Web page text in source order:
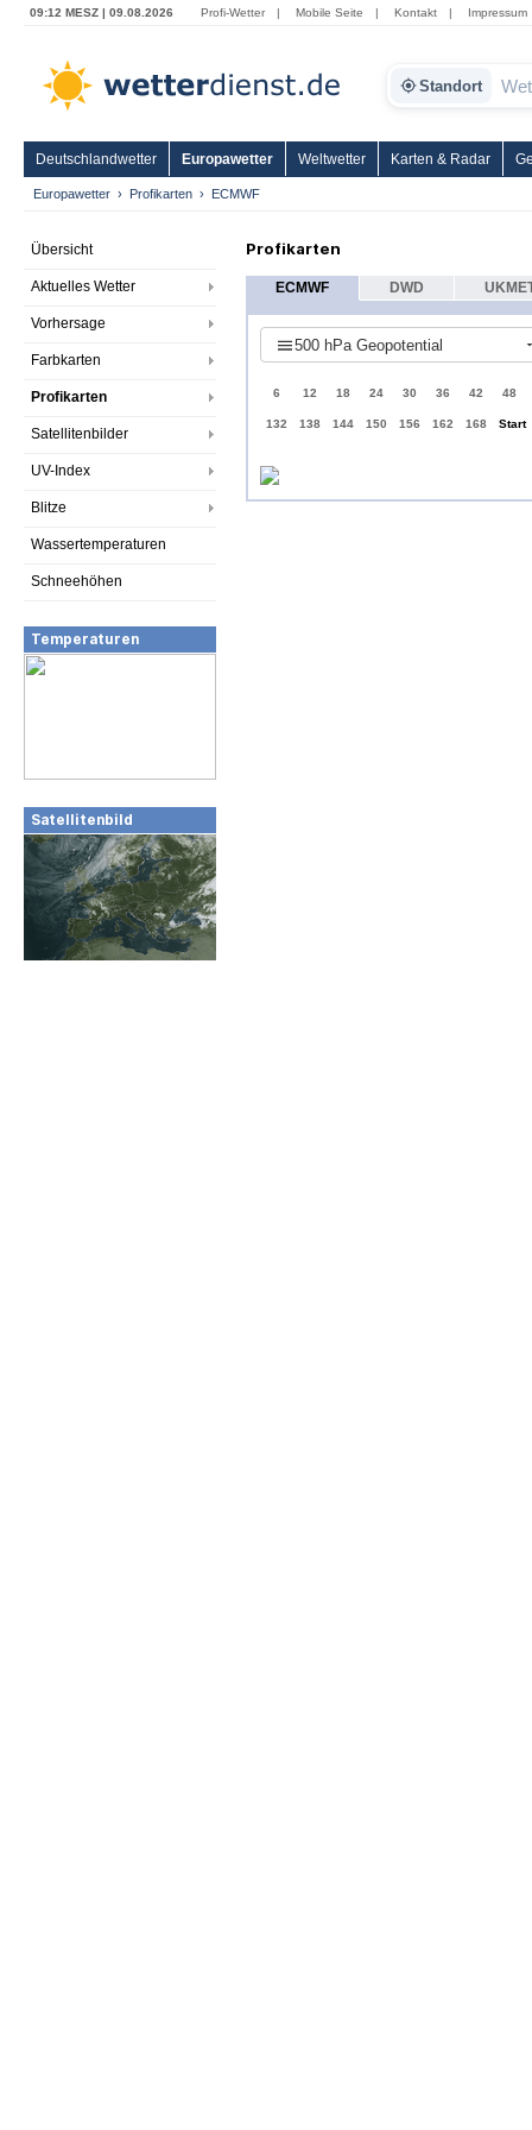
09:12 MESZ | 09.08.2026 Profi-Wetter | Mobile Seite | Kontakt | Impressum
Standort
Deutschlandwetter Europawetter Weltwetter Karten & Radar
Europawetter Profikarten ECMWF
Übersicht
Aktuelles Wetter
Vorhersage
Farbkarten
Profikarten
Satellitenbilder
UV-Index
Blitze
Wassertemperaturen
Schneehöhen
Temperaturen
Satellitenbild
Profikarten
ECMWF DWD
500 hPa Geopotential
6 12 18 24 30 36 42 48
132 138 144 150 156 162 168 Start